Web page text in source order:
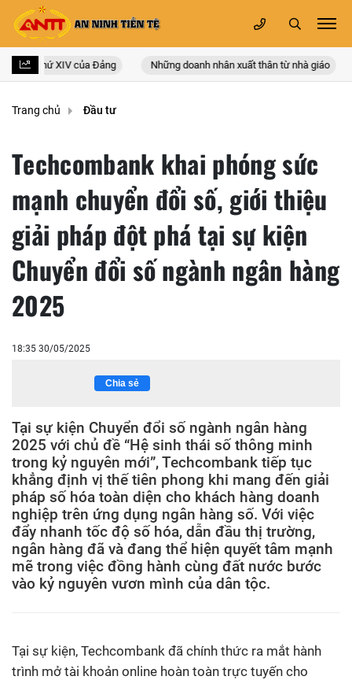
lần thứ XIV của Đảng Những doanh nhân xuất thân từ nhà giáo
Trang chủ Đầu tư
Techcombank khai phóng sức
mạnh chuyển đổi số, giới thiệu
giải pháp đột phá tại sự kiện
Chuyển đổi số ngành ngân hàng
2025
18:35 30/05/2025
Chia sẻ
Tại sự kiện Chuyển đổi số ngành ngân hàng
2025 với chủ đề “Hệ sinh thái số thông minh
trong kỷ nguyên mới”, Techcombank tiếp tục
khẳng định vị thế tiên phong khi mang đến giải
pháp số hóa toàn diện cho khách hàng doanh
nghiệp trên ứng dụng ngân hàng số. Với việc
đẩy nhanh tốc độ số hóa, dẫn đầu thị trường,
ngân hàng đã và đang thể hiện quyết tâm mạnh
mẽ trong việc đồng hành cùng đất nước bước
vào kỷ nguyên vươn mình của dân tộc.
Tại sự kiện, Techcombank đã chính thức ra mắt hành
trình mở tài khoản online hoàn toàn trực tuyến cho